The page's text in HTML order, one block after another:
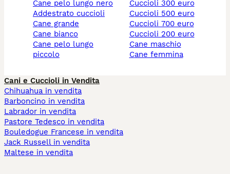
cane pelo lungo nero
addestrato cuccioli
cane grande
cane bianco
cane pelo lungo
piccolo
cuccioli 300 euro
cuccioli 500 euro
cuccioli 700 euro
cuccioli 200 euro
cane maschio
cane femmina
Cani e Cuccioli in Vendita
Chihuahua in vendita
Barboncino in vendita
Labrador in vendita
Pastore Tedesco in vendita
Bouledogue Francese in vendita
Jack Russell in vendita
Maltese in vendita